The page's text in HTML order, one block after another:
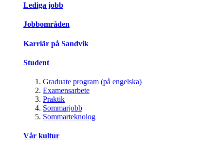
Lediga jobb
Jobbområden
Karriär på Sandvik
Student
Graduate program (på engelska)
Examensarbete
Praktik
Sommarjobb
Sommarteknolog
Vår kultur